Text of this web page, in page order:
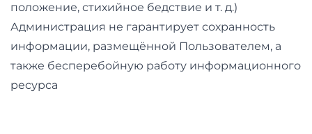
положение, стихийное бедствие и т. д.)
Администрация не гарантирует сохранность
информации, размещённой Пользователем, а
также бесперебойную работу информационного
ресурса